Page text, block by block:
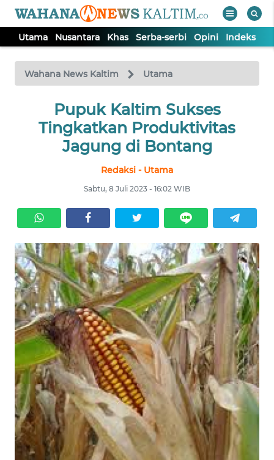
Utama Nusantara Khas Serba-serbi Opini Indeks
Wahana News Kaltim Utama
Pupuk Kaltim Sukses
Tingkatkan Produktivitas
Jagung di Bontang
Redaksi - Utama
Sabtu, 8 Juli 2023 - 16:02 WIB
TV
Tutup
NUSANTARA
SERBA-
SERBI
OPINI
Informasi
INDEKS
BERITA
KONTAK
KAMI
INFO
IKLAN
TENTANG